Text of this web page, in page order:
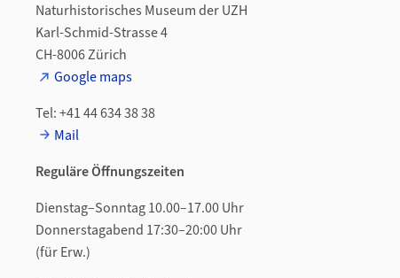
Naturhistorisches Museum der UZH
Karl-Schmid-Strasse 4
CH-8006 Zürich
Google maps
Tel: +41 44 634 38 38
Mail
Reguläre Öffnungszeiten
Dienstag–Sonntag 10.00–17.00 Uhr
Donnerstagabend 17:30–20:00 Uhr
(für Erw.)